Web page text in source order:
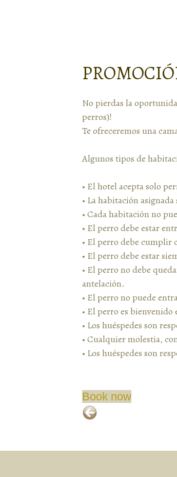
No pierdas la
perros)!
Te ofreceremos una
Algunos tipos de
• El hotel acepta solo
• La habitación
• Cada habitación no
• El perro debe estar
• El perro debe cumplir
• El perro debe estar
• El perro no debe
antelación.
• El perro no puede
• El perro es bienvenido
• Los huéspedes son
• Cualquier molestia,
• Los huéspedes son
Book now